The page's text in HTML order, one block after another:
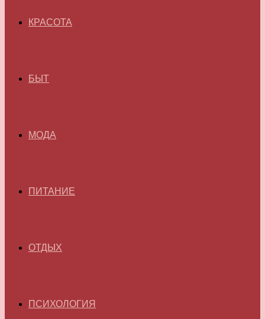
КРАСОТА
БЫТ
МОДА
ПИТАНИЕ
ОТДЫХ
ПСИХОЛОГИЯ